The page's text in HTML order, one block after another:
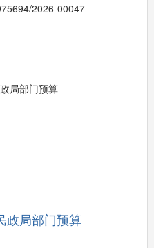
2026-00047
局部门预算
政局部门预算